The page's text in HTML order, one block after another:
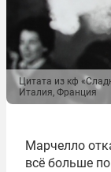
Цитата из кф
Италия, Франция
Марчелло
всё больше